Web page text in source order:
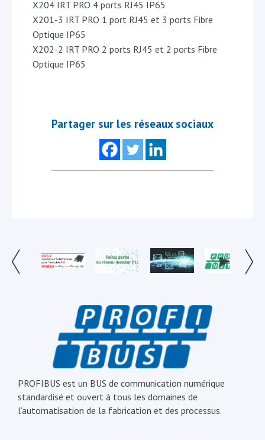
X204 IRT PRO 4 ports RJ45 IP65
X201-3 IRT PRO 1 port RJ45 et 3 ports Fibre
Optique IP65
X202-2 IRT PRO 2 ports RJ45 et 2 ports Fibre
Optique IP65
Partager sur les réseaux sociaux
PROFIBUS est un BUS de communication numérique
standardisé et ouvert à tous les domaines de
l’automatisation de la fabrication et des processus.